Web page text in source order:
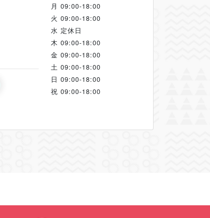
月 09:00-18:00
火 09:00-18:00
水 定休日
木 09:00-18:00
金 09:00-18:00
土 09:00-18:00
日 09:00-18:00
祝 09:00-18:00